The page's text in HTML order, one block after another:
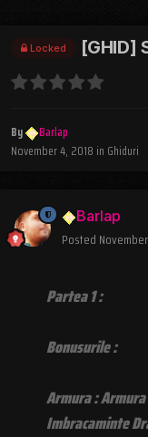
Locked [GHID]
By
Barlap
November 4, 2018 in Ghiduri
Barlap
Posted
Partea 1 :
Bonusurile :
Armura :
Imbracaminte